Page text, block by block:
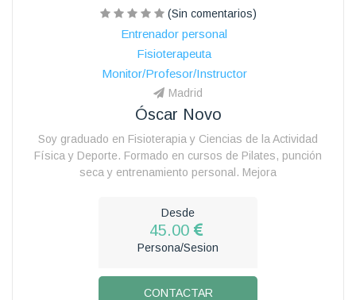
(Sin comentarios)
Entrenador personal
Fisioterapeuta
Monitor/Profesor/Instructor
Madrid
Óscar Novo
Soy graduado en Fisioterapia y Ciencias de la Actividad
Física y Deporte. Formado en cursos de Pilates, punción
seca y entrenamiento personal. Mejora
Desde
45.00
Persona/Sesion
CONTACTAR